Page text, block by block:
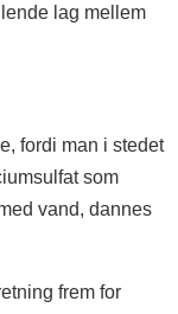
lag mellem
fordi man i stedet
som
vand, dannes
frem for